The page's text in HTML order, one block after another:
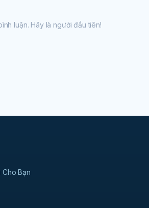
luận. Hãy là người đầu tiên!
Bạn